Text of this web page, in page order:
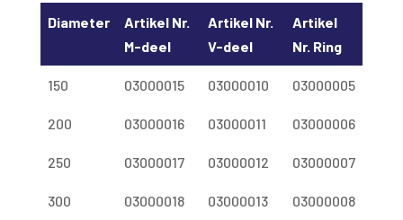
Diameter
Artikel Nr.
M-deel
Artikel Nr.
V-deel
Artikel
Nr. Ring
150 03000015 03000010 03000005
200 03000016 03000011 03000006
250 03000017 03000012 03000007
300 03000018 03000013 03000008